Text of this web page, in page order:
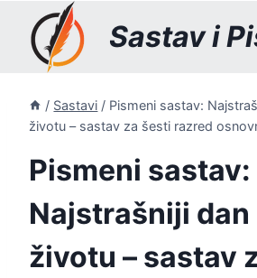
content
Sastav i
/ Sastavi / Pismeni sastav:
životu – sastav za šesti razred
Pismeni sastav:
Najstrašniji dan
životu – sastav